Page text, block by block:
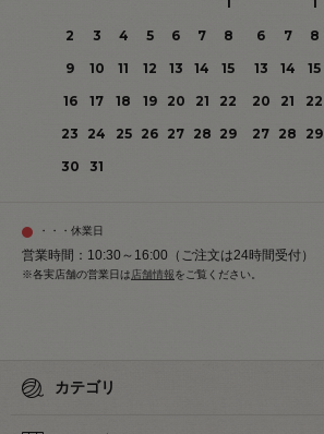
2
3 4 5 6 7
8
9
10 11 12 13 14
15
16
17 18 19 20 21
22
23
24 25 26 27 28 29
30
31
6
7 8
13
14 15
20
21 22
27 28 29
・・・休業日
営業時間：10:30～16:00（ご注文は24時間受付）
※各実店舗の営業日は店舗情報をご覧ください。
カテゴリ